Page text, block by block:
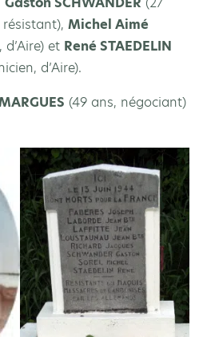
résistant), Michel Aimé
et René STAEDELIN
d’Aire).
(49 ans, négociant)